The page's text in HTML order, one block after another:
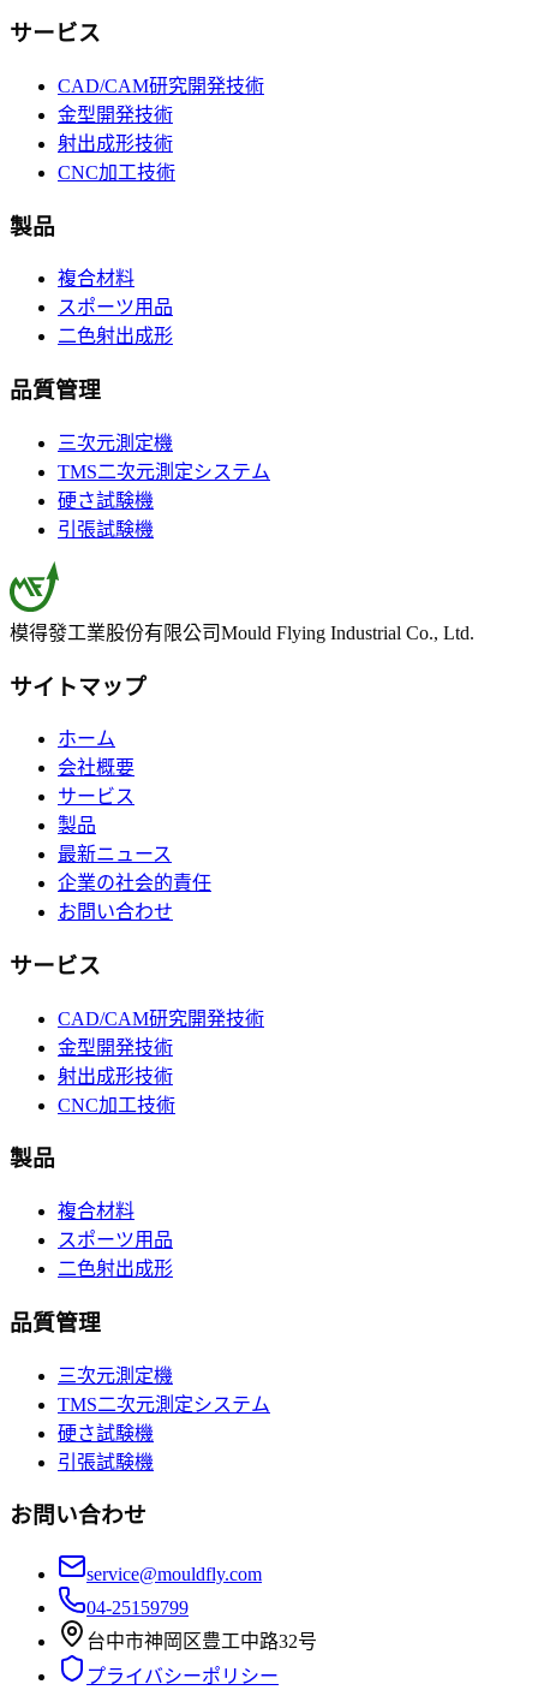
サービス
CAD/CAM研究開発技術
金型開発技術
射出成形技術
CNC加工技術
製品
複合材料
スポーツ用品
二色射出成形
品質管理
三次元測定機
TMS二次元測定システム
硬さ試験機
引張試験機
模得發工業股份有限公司Mould Flying Industrial Co., Ltd.
サイトマップ
ホーム
会社概要
サービス
製品
最新ニュース
企業の社会的責任
お問い合わせ
サービス
CAD/CAM研究開発技術
金型開発技術
射出成形技術
CNC加工技術
製品
複合材料
スポーツ用品
二色射出成形
品質管理
三次元測定機
TMS二次元測定システム
硬さ試験機
引張試験機
お問い合わせ
service@mouldfly.com
04-25159799
台中市神岡区豊工中路32号
プライバシーポリシー